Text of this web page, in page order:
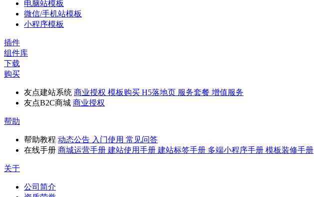
电脑站模板
微信/手机站模板
小程序模板
插件
组件库
下载
购买
友点建站系统 商业授权 模板购买 H5落地页 服务套餐 增值服务
友点B2C商城 商业授权
帮助
帮助教程 动态公告 入门使用 常见问答
在线手册 商城运营手册 建站使用手册 建站标签手册 多端小程序手册 模板装修手册
关于
公司简介